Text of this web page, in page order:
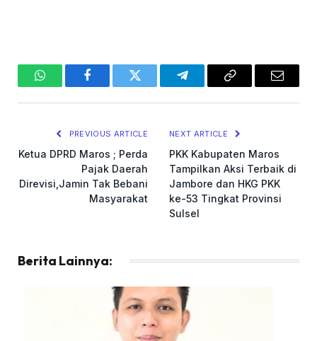
WhatsAppFacebookTwitter TelegramCopy
Email
PREVIOUS ARTICLE
Ketua DPRD Maros ; Perda
Pajak Daerah
Direvisi,Jamin Tak Bebani
Masyarakat
NEXT ARTICLE
PKK Kabupaten Maros
Tampilkan Aksi Terbaik di
Jambore dan HKG PKK
ke-53 Tingkat Provinsi
Sulsel
Berita Lainnya: